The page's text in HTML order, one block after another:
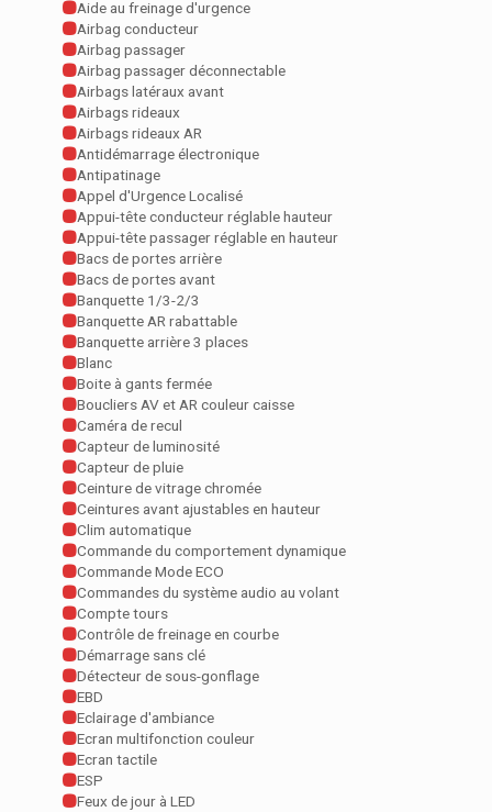
Aide au freinage d'urgence
Airbag conducteur
Airbag passager
Airbag passager déconnectable
Airbags latéraux avant
Airbags rideaux
Airbags rideaux AR
Antidémarrage électronique
Antipatinage
Appel d'Urgence Localisé
Appui-tête conducteur réglable hauteur
Appui-tête passager réglable en hauteur
Bacs de portes arrière
Bacs de portes avant
Banquette 1/3-2/3
Banquette AR rabattable
Banquette arrière 3 places
Blanc
Boite à gants fermée
Boucliers AV et AR couleur caisse
Caméra de recul
Capteur de luminosité
Capteur de pluie
Ceinture de vitrage chromée
Ceintures avant ajustables en hauteur
Clim automatique
Commande du comportement dynamique
Commande Mode ECO
Commandes du système audio au volant
Compte tours
Contrôle de freinage en courbe
Démarrage sans clé
Détecteur de sous-gonflage
EBD
Eclairage d'ambiance
Ecran multifonction couleur
Ecran tactile
ESP
Feux de jour à LED